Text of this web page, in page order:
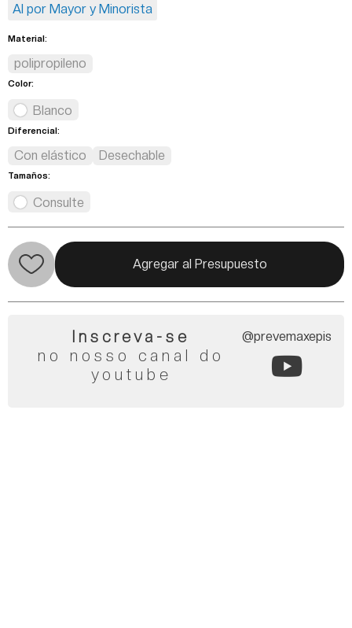
Al por Mayor y Minorista
Material:
polipropileno
Color:
Blanco
Diferencial:
Con elástico Desechable
Tamaños:
Consulte
Agregar al Presupuesto
Inscreva-se
no nosso canal do
youtube
@prevemaxepis